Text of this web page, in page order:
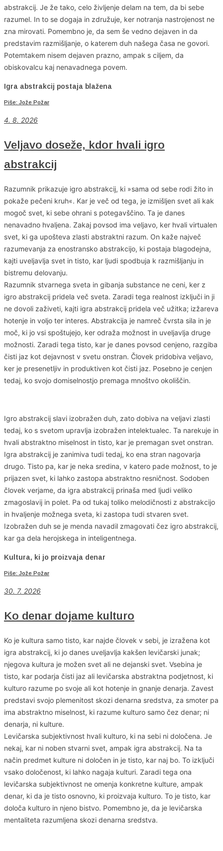
abstrakcij. Je že tako, celo življenje delam na tem, da bi sebe
razumel. In to se dogaja in združuje, ker notranja nastrojenost ne
zna mirovati. Pomembno je, da sem še vedno dejaven in da
predstavim razmišljanje, o katerem duh našega časa ne govori.
Potemtakem nisem dejaven prazno, ampak s ciljem, da
obiskovalcu kaj nenavadnega povem.
Igra abstrakcij postaja blažena
Piše: Jože Požar
4. 8. 2026
Veljavo doseže, kdor hvali igro
abstrakcij
Razumnik prikazuje igro abstrakcij, ki »sama od sebe rodi žito in
pokaže pečeni kruh«. Kar je več od tega, je izmišljen svet ali kak
mogoč svet, ki sebe ohrani s potegavščino. Ta je danes
nenavadno hvaljena. Zakaj povsod ima veljavo, ker hvali virtualen
svet, ki ga upošteva zlasti abstraktni razum. On kaže največ
razumevanja za enostransko abstrakcijo, ki postaja blagodejna,
kajti uveljavlja svet in tisto, kar ljudi spodbuja k razmišljanju in
bistremu delovanju.
Razumnik stvarnega sveta in gibanja substance ne ceni, ker z
igro abstrakcij pridela več sveta. Zaradi tega realnost izključi in ji
ne dovoli zaživeti, kajti igra abstrakcij pridela več užitka; izžareva
hotenje in voljo ter interes. Abstrakcija je namreč čvrsta sila in je
moč, ki jo vsi spoštujejo, ker odraža možnost in uveljavlja druge
možnosti. Zaradi tega tisto, kar je danes povsod cenjeno, razgiba
čisti jaz kot dejavnost v svetu onstran. Človek pridobiva veljavo,
ker je presenetljiv in produktiven kot čisti jaz. Posebno je cenjen
tedaj, ko svojo domiselnostjo premaga mnoštvo okoliščin.
Igro abstrakcij slavi izobražen duh, zato dobiva na veljavi zlasti
tedaj, ko s svetom upravlja izobražen intelektualec. Ta narekuje in
hvali abstraktno miselnost in tisto, kar je premagan svet onstran.
Igra abstrakcij je zanimiva tudi tedaj, ko ena stran nagovarja
drugo. Tisto pa, kar je neka sredina, v katero pade možnost, to je
prijazen svet, ki lahko zastopa abstraktno resničnost. Sodoben
človek verjame, da igra abstrakcij prinaša med ljudi veliko
zmagoslavij in polet. Pa od tukaj toliko melodičnosti z abstrakcijo
in hvaljenje možnega sveta, ki zastopa tudi stvaren svet.
Izobražen duh se je menda navadil zmagovati čez igro abstrakcij,
kar ga dela herojskega in inteligentnega.
Kultura, ki jo proizvaja denar
Piše: Jože Požar
30. 7. 2026
Ko denar dojame kulturo
Ko je kultura samo tisto, kar najde človek v sebi, je izražena kot
igra abstrakcij, ki jo danes uveljavlja kakšen levičarski junak;
njegova kultura je možen svet ali ne dejanski svet. Vsebina je
tisto, kar podarja čisti jaz ali levičarska abstraktna podjetnost, ki
kulturo razume po svoje ali kot hotenje in gnanje denarja. Zavest
predstavi svojo plemenitost skozi denarna sredstva, za smoter pa
ima abstraktno miselnost, ki razume kulturo samo čez denar; ni
denarja, ni kulture.
Levičarska subjektivnost hvali kulturo, ki na sebi ni določena. Je
nekaj, kar ni noben stvarni svet, ampak igra abstrakcij. Na ta
način predmet kulture ni določen in je tisto, kar naj bo. To izključi
vsako določenost, ki lahko nagaja kulturi. Zaradi tega ona
levičarska subjektivnost ne omenja konkretne kulture, ampak
denar, ki da je tisto osnovno, ki proizvaja kulturo. To je tisto, kar
določa kulturo in njeno bistvo. Pomembno je, da je levičarska
mentaliteta razumljena skozi denarna sredstva.